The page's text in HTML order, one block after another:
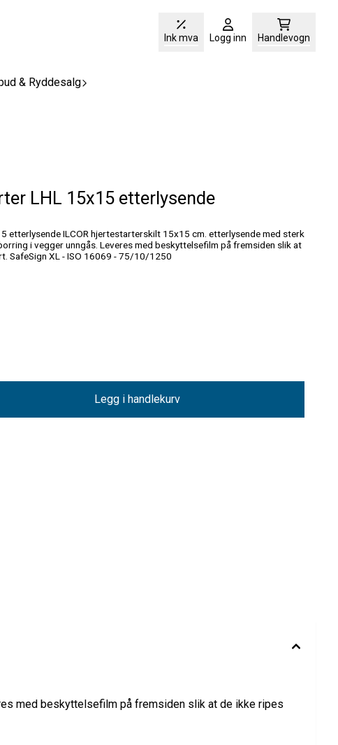
Ink mva Logg inn Handlevogn
& Ryddesalg
LHL 15x15 etterlysende
cm. etterlysende med sterk
i vegger unngås. Leveres med beskyttelsefilm på fremsiden slik at
de ikke ripes under transport. SafeSign XL - ISO 16069 - 75/10/1250
Legg i handlekurv
med beskyttelsefilm på fremsiden slik at de ikke ripes